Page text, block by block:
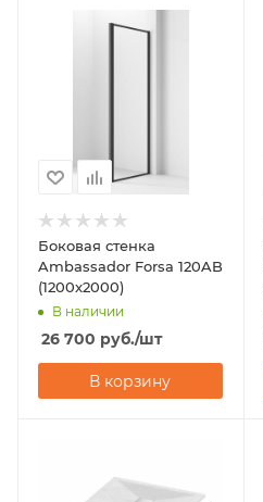
Боковая стенка
Ambassador Forsa 120AB
(1200x2000)
В наличии
26 700 руб./шт
В корзину